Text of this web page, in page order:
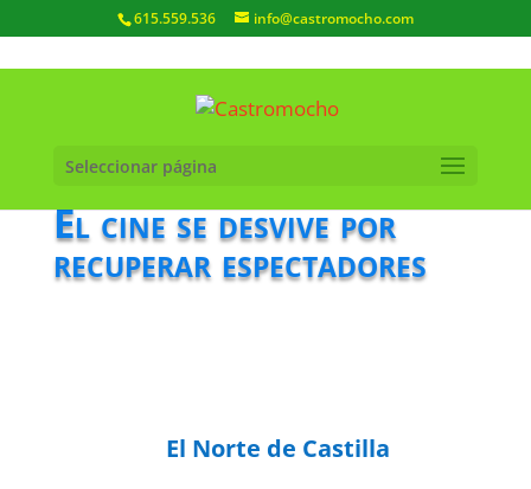
615.559.536 info@castromocho.com
Seleccionar página
El cine se desvive por
recuperar espectadores
El Norte de Castilla